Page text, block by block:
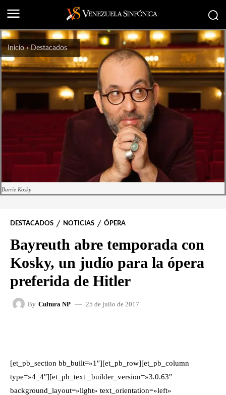
Inicio Destacados
Barrie Kosky
DESTACADOS NOTICIAS ÓPERA
Bayreuth abre temporada con
Kosky, un judío para la ópera
preferida de Hitler
By Cultura NP 25 de julio de 2017
[et_pb_section bb_built=»1″][et_pb_row][et_pb_column
type=»4_4″][et_pb_text _builder_version=»3.0.63″
background_layout=»light» text_orientation=»left»